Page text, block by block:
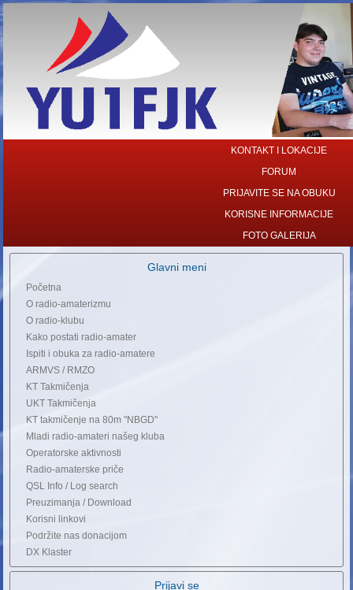
KONTAKT I LOKACIJE
FORUM
PRIJAVITE SE NA OBUKU
KORISNE INFORMACIJE
FOTO GALERIJA
Glavni meni
Početna
O radio-amaterizmu
O radio-klubu
Kako postati radio-amater
Ispiti i obuka za radio-amatere
ARMVS / RMZO
KT Takmičenja
UKT Takmičenja
KT takmičenje na 80m "NBGD"
Mladi radio-amateri našeg kluba
Operatorske aktivnosti
Radio-amaterske priče
QSL Info / Log search
Preuzimanja / Download
Korisni linkovi
Podržite nas donacijom
DX Klaster
Prijavi se